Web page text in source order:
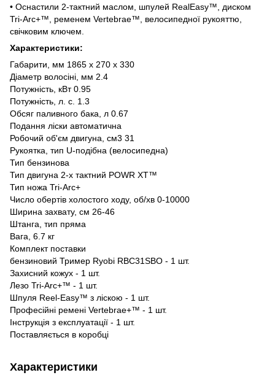
• Оснастили 2-тактний маслом, шпулей RealEasy™, диском
Tri-Arc+™, ременем Vertebrae™, велосипедної рукояттю,
свічковим ключем.
Характеристики:
Габарити, мм 1865 х 270 х 330
Діаметр волосіні, мм 2.4
Потужність, кВт 0.95
Потужність, л. с. 1.3
Обсяг паливного бака, л 0.67
Подання ліски автоматична
Робочий об'єм двигуна, см3 31
Рукоятка, тип U-подібна (велосипедна)
Тип бензинова
Тип двигуна 2-х тактний POWR XT™
Тип ножа Tri-Arc+
Число обертів холостого ходу, об/хв 0-10000
Ширина захвату, см 26-46
Штанга, тип пряма
Вага, 6.7 кг
Комплект поставки
бензиновий Тример Ryobi RBC31SBO - 1 шт.
Захисний кожух - 1 шт.
Лезо Tri-Arc+™ - 1 шт.
Шпуля Reel-Easy™ з ліскою - 1 шт.
Професійні ремені Vertebrae+™ - 1 шт.
Інструкція з експлуатації - 1 шт.
Поставляється в коробці
Характеристики